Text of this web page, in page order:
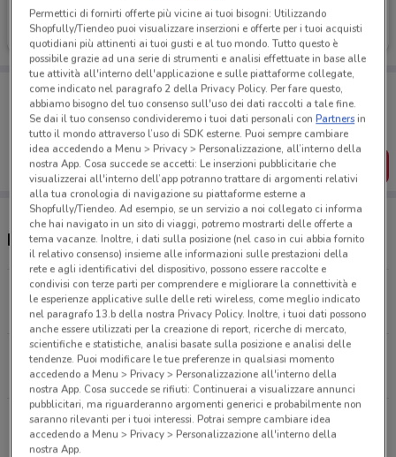
Cofidis
Scade il 28/01 2.9 km
Porta DoveConviene sempre con te!
Puoi trovare le migliori offerte dei negozi vicino a te,
salvarle e creare la tua lista del risparmio, comodamente
dal tuo cellulare.
SCARICA L’APP
Negozi Cofidis a Giugliano in Campania
Via Pietro Nenni, 54 Mugnano
2.9 km
CHIUSO
Via Santa Maria A Cubito Giugliano In Campania
4 km
CHIUSO
Ang. V. S.Ta Maria A Cubito 2995 Napoli
4 km
CHIUSO
Permettici di fornirti offerte più vicine ai tuoi bisogni: Utilizzando
Shopfully/Tiendeo puoi visualizzare inserzioni e offerte per i tuoi acquisti
quotidiani più attinenti ai tuoi gusti e al tuo mondo. Tutto questo è
possibile grazie ad una serie di strumenti e analisi effettuate in base alle
tue attività all'interno dell'applicazione e sulle piattaforme collegate,
come indicato nel paragrafo 2 della Privacy Policy. Per fare questo,
abbiamo bisogno del tuo consenso sull'uso dei dati raccolti a tale fine.
Se dai il tuo consenso condivideremo i tuoi dati personali conPartnersin
tutto il mondo attraverso l’uso di SDK esterne. Puoi sempre cambiare
idea accedendo a Menu > Privacy > Personalizzazione, all’interno della
nostra App. Cosa succede se accetti: Le inserzioni pubblicitarie che
visualizzerai all'interno dell’app potranno trattare di argomenti relativi
alla tua cronologia di navigazione su piattaforme esterne a
Shopfully/Tiendeo. Ad esempio, se un servizio a noi collegato ci informa
che hai navigato in un sito di viaggi, potremo mostrarti delle offerte a
tema vacanze. Inoltre, i dati sulla posizione (nel caso in cui abbia fornito
il relativo consenso) insieme alle informazioni sulle prestazioni della
rete e agli identificativi del dispositivo, possono essere raccolte e
condivisi con terze parti per comprendere e migliorare la connettività e
le esperienze applicative sulle delle reti wireless, come meglio indicato
nel paragrafo 13.b della nostra Privacy Policy. Inoltre, i tuoi dati possono
anche essere utilizzati per la creazione di report, ricerche di mercato,
scientifiche e statistiche, analisi basate sulla posizione e analisi delle
tendenze. Puoi modificare le tue preferenze in qualsiasi momento
accedendo a Menu > Privacy > Personalizzazione all'interno della
nostra App. Cosa succede se rifiuti: Continuerai a visualizzare annunci
pubblicitari, ma riguarderanno argomenti generici e probabilmente non
saranno rilevanti per i tuoi interessi. Potrai sempre cambiare idea
accedendo a Menu > Privacy > Personalizzazione all'interno della
nostra App.